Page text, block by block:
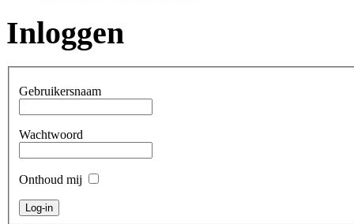
Inloggen
Gebruikersnaam
Wachtwoord
Onthoud mij